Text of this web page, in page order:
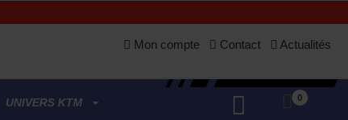
Mon compte Contact Actualités
UNIVERS KTM 0